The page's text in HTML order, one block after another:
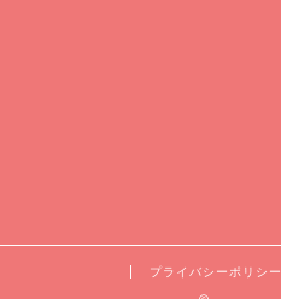
プライバシーポリシー